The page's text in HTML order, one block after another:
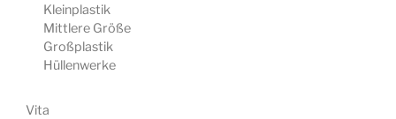
Kleinplastik
Mittlere Größe
Großplastik
Hüllenwerke
Vita